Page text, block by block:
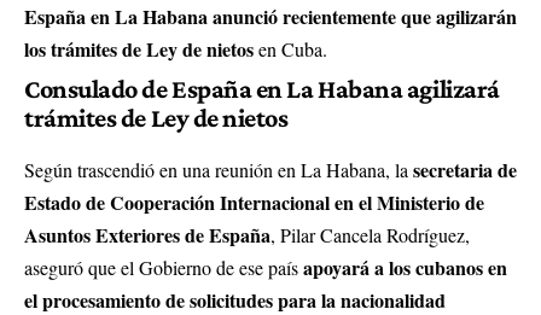
España en La Habana anunció recientemente que agilizarán
los trámites de Ley de nietosen Cuba.
Consulado de España en La Habana agilizará
trámites de Ley de nietos
Según trascendió en una reunión en La Habana, la secretaria de
Estado de Cooperación Internacional en el Ministerio de
Asuntos Exteriores de España, Pilar Cancela Rodríguez,
aseguró que el Gobierno de ese paísapoyará a los cubanos en
el procesamiento de solicitudes para la nacionalidad